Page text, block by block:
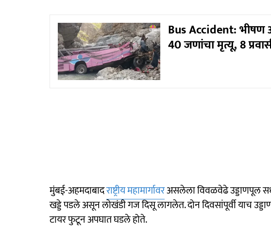
Bus Accident:
40 जणांचा मृत्यू, 8
मुंबई-अहमदाबादराष्ट्रीय महामार्गावरअसलेला विवळवेढे उड्डाणपूल
खड्डे पडले असून लोखंडी गज दिसू लागलेत. दोन दिवसांपूर्वी याच
टायर फुटून अपघात घडले होते.